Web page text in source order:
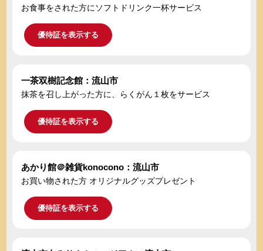
お食事をされた方にソフトドリンク一杯サービス
優待証を表示する
一茶双樹記念館：流山市
抹茶を召し上がった方に、らくがん１枚をサービス
優待証を表示する
あかり館＠雑貨konocono：流山市
お買い物された方 オリジナルグッズプレゼント
優待証を表示する